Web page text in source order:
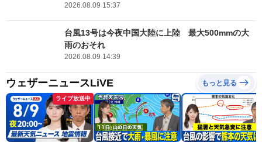
2026.08.09 15:37
台風13号は今夜中国大陸に上陸 最大500mmの大
雨のおそれ
2026.08.09 14:39
ウェザーニュースLiVE もっと見る
ライブ放送中